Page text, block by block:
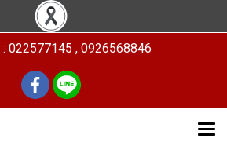
022577145 , 0926568846